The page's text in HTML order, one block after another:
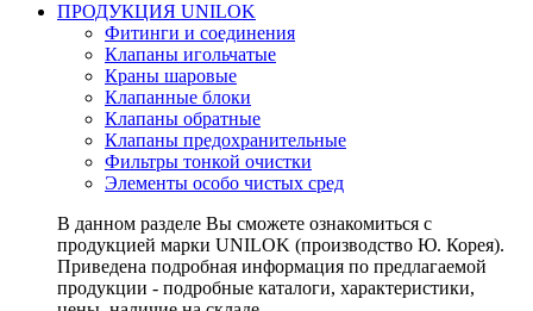
ПРОДУКЦИЯ UNILOK
Фитинги и соединения
Клапаны игольчатые
Краны шаровые
Клапанные блоки
Клапаны обратные
Клапаны предохранительные
Фильтры тонкой очистки
Элементы особо чистых сред
В данном разделе Вы сможете ознакомиться с
продукцией марки UNILOK (производство Ю. Корея).
Приведена подробная информация по предлагаемой
продукции - подробные каталоги, характеристики,